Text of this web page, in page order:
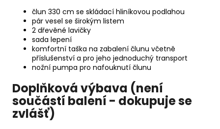
člun 330 cm se skládací hliníkovou podlahou
pár vesel se širokým listem
2 dřevěné lavičky
sada lepení
komfortní taška na zabalení člunu včetně
příslušenství a pro jeho jednoduchý transport
nožní pumpa pro nafouknutí člunu
Doplňková výbava (není
součástí balení - dokupuje se
zvlášť)